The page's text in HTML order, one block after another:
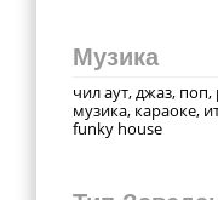
Музика
чил аут, джаз,
музика, караоке,
funky house